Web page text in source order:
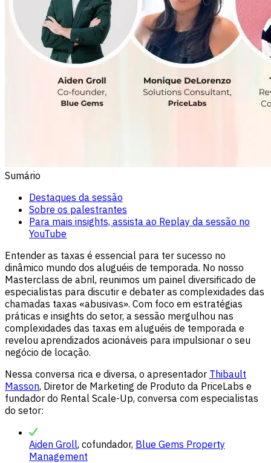
Sumário
Destaques da sessão
Sobre os palestrantes
Para mais insights, assista ao Replay da sessão no
YouTube
Entender as taxas é essencial para ter sucesso no
dinâmico mundo dos aluguéis de temporada. No nosso
Masterclass de abril, reunimos um painel diversificado de
especialistas para discutir e debater as complexidades das
chamadas taxas «abusivas». Com foco em estratégias
práticas e insights do setor, a sessão mergulhou nas
complexidades das taxas em aluguéis de temporada e
revelou aprendizados acionáveis para impulsionar o seu
negócio de locação.
Nessa conversa rica e diversa, o apresentador Thibault
Masson, Diretor de Marketing de Produto da PriceLabs e
fundador do Rental Scale-Up, conversa com especialistas
do setor:
Aiden Groll, cofundador, Blue Gems Property
Management